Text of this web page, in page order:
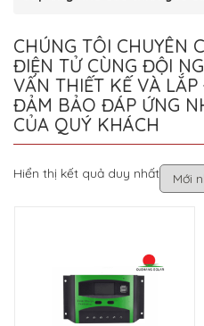
CHÚNG TÔI CHUYÊN
ĐIỆN TỬ CÙNG ĐỘI
VẤN THIẾT KẾ VÀ
ĐẢM BẢO ĐÁP ỨNG
CỦA QUÝ KHÁCH
Hiển thị kết quả duy nhất